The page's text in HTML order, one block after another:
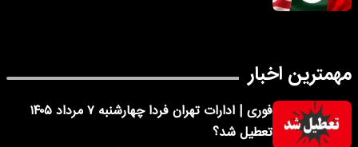
مهمترین اخبار
فوری | ادارات تهران فردا چهارشنبه ۷ مرداد ۱۴۰۵
تعطیل شد؟